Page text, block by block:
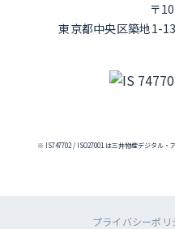
〒
東京都中央区築地1-
※ IS747702 / ISO27001 は三井物産デジタル
プライバシーポリ